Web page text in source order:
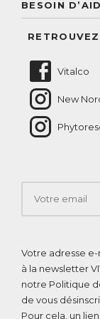
BESOIN
Vitalco
New
Votre adresse
à la newsletter
notre Politique
de vous
Pour cela, un